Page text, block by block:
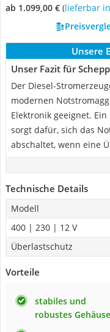
ab 1.099,00 € ( Lieferbar
Unsere
Unser Fazit für
Der Diesel-
modernen
Elektronik geeignet.
sorgt dafür, sich das
abschaltet, wenn eine
Technische Details
Modell
400 | 230 | 12 V
Überlastschutz
Vorteile
stabiles und
robustes Gehäuse